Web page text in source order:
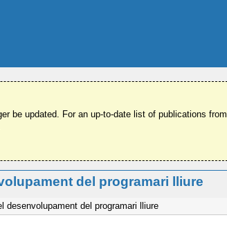
be updated. For an up-to-date list of publications from
del programari lliure
desenvolupament del programari lliure